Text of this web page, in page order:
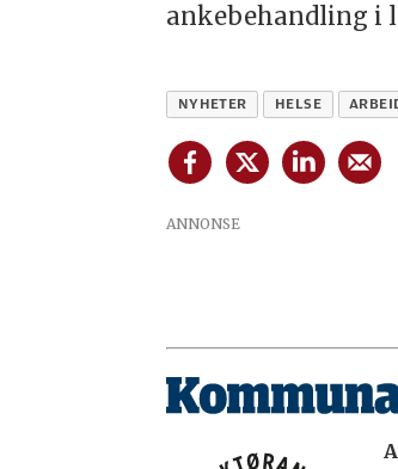
ankebehandling i
NYHETER HELSE
ANNONSE